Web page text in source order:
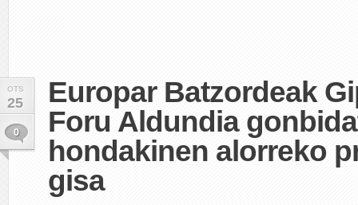
OTS
25
0
Europar Batzordeak
Foru Aldundia
hondakinen alorreko
gisa